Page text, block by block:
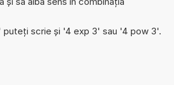
puteți scrie și '4 exp 3' sau '4 pow 3'.